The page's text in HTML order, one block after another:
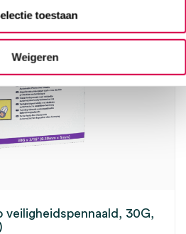
toestaan
Weigeren
veiligheidspennaald, 30G,